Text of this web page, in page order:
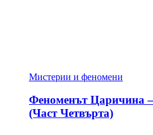
Мистерии и феномени
Феноменът Царичина
(Част Четвърта)